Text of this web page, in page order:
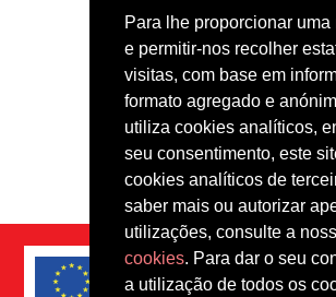
Para lhe proporcionar
e permitir-nos recolher
visitas, com base em
formato agregado e
utiliza cookies analíticos,
seu consentimento, este
cookies analíticos de
saber mais ou autorizar
utilizações, consulte a
cookies. Para dar o seu
a utilização de todos os